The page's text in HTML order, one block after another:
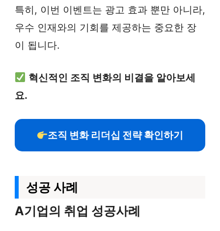
특히, 이번 이벤트는 광고 효과 뿐만 아니라,
우수 인재와의 기회를 제공하는 중요한 장
이 됩니다.
혁신적인 조직 변화의 비결을 알아보세
요.
조직 변화 리더십 전략 확인하기
성공 사례
A기업의 취업 성공사례